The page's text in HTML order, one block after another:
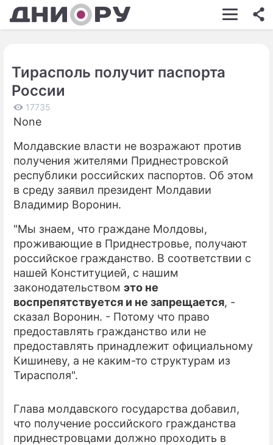
ШОУ-БИЗНЕС
КИНО
ЭКОНОМИКА
ПРОИСШЕСТВИЯ
СОННИК
СЕРИАЛЫ
ИГРЫ
О ПРОЕКТЕ
Тирасполь получит паспорта
России
17735
None
Молдавские власти не возражают против
получения жителями Приднестровской
республики российских паспортов. Об этом
в среду заявил президент Молдавии
Владимир Воронин.
"Мы знаем, что граждане Молдовы,
проживающие в Приднестровье, получают
российское гражданство. В соответствии с
нашей Конституцией, с нашим
законодательством это не
воспрепятствуется и не запрещается, -
сказал Воронин. - Потому что право
предоставлять гражданство или не
предоставлять принадлежит официальному
Кишиневу, а не каким-то структурам из
Тирасполя".
Глава молдавского государства добавил,
что получение российского гражданства
приднестровцами должно проходить в